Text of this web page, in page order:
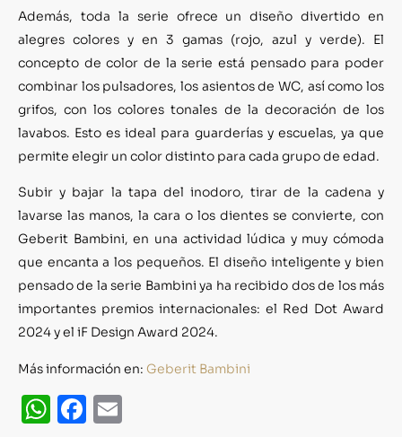
Además, toda la serie ofrece un diseño divertido en
alegres colores y en 3 gamas (rojo, azul y verde). El
concepto de color de la serie está pensado para poder
combinar los pulsadores, los asientos de WC, así como los
grifos, con los colores tonales de la decoración de los
lavabos. Esto es ideal para guarderías y escuelas, ya que
permite elegir un color distinto para cada grupo de edad.
Subir y bajar la tapa del inodoro, tirar de la cadena y
lavarse las manos, la cara o los dientes se convierte, con
Geberit Bambini, en una actividad lúdica y muy cómoda
que encanta a los pequeños. El diseño inteligente y bien
pensado de la serie Bambini ya ha recibido dos de los más
importantes premios internacionales: el Red Dot Award
2024 y el iF Design Award 2024.
Más información en: Geberit Bambini
WhatsApp
Facebook